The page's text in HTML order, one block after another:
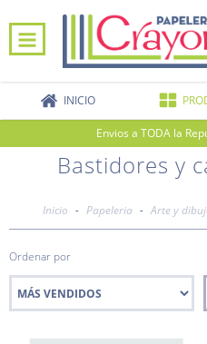
INICIO
Envios a TODA la
Bastidores y
Inicio - Papeleria - Arte y
Ordenar por